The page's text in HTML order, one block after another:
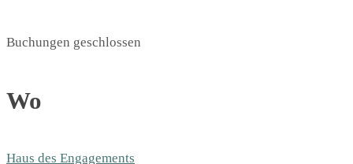
Buchungen geschlossen
Wo
Haus des Engagements